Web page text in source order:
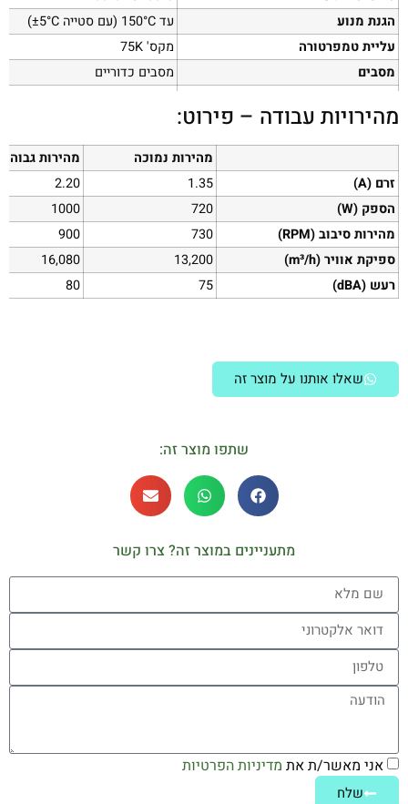
הגנת מנוע
עד ‎150°C (עם סטייה ±5°C)
עליית טמפרטורה
מקס' 75K
מסבים
מסבים כדוריים
קבל
משקל נטו
25 ק"ג
מהירויות עבודה – פירוט:
מהירות נמוכה
מהירות גבוהה
זרם (A)
1.35
2.20
הספק (W)
720
1000
מהירות סיבוב (RPM)
730
900
ספיקת אוויר (m³/h)
13,200
16,080
רעש (dBA)
75
80
שאלו אותנו על מוצר זה
שתפו מוצר זה:
מתעניינים במוצר זה? צרו קשר
אני מאשר/ת את מדיניות הפרטיות
שלח